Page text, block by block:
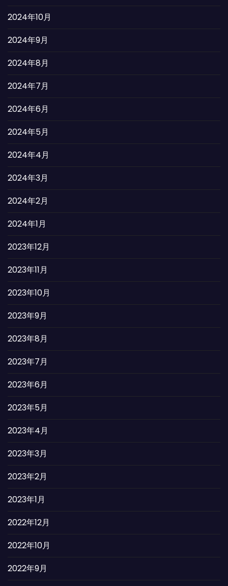
2024年10月
2024年9月
2024年8月
2024年7月
2024年6月
2024年5月
2024年4月
2024年3月
2024年2月
2024年1月
2023年12月
2023年11月
2023年10月
2023年9月
2023年8月
2023年7月
2023年6月
2023年5月
2023年4月
2023年3月
2023年2月
2023年1月
2022年12月
2022年10月
2022年9月